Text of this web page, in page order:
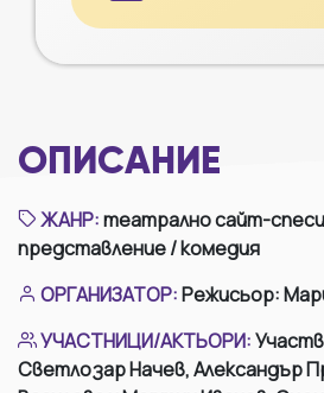
ОПИСАНИЕ
ЖАНР:театрално сайт-
представление / комедия
ОРГАНИЗАТОР:Режисьор:
УЧАСТНИЦИ/АКТЬОРИ:
Светлозар Начев, Александър